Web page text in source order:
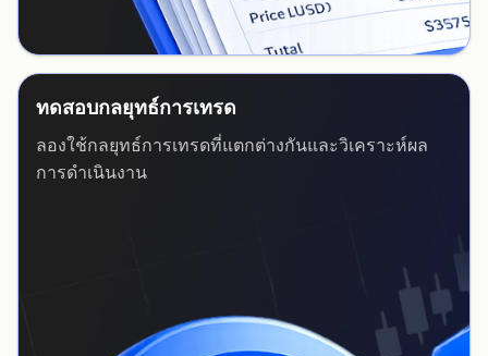
ทดสอบกลยุทธ์การเทรด
ลองใช้กลยุทธ์การเทรดที่แตกต่างกันและวิเคราะห์ผล
การดำเนินงาน